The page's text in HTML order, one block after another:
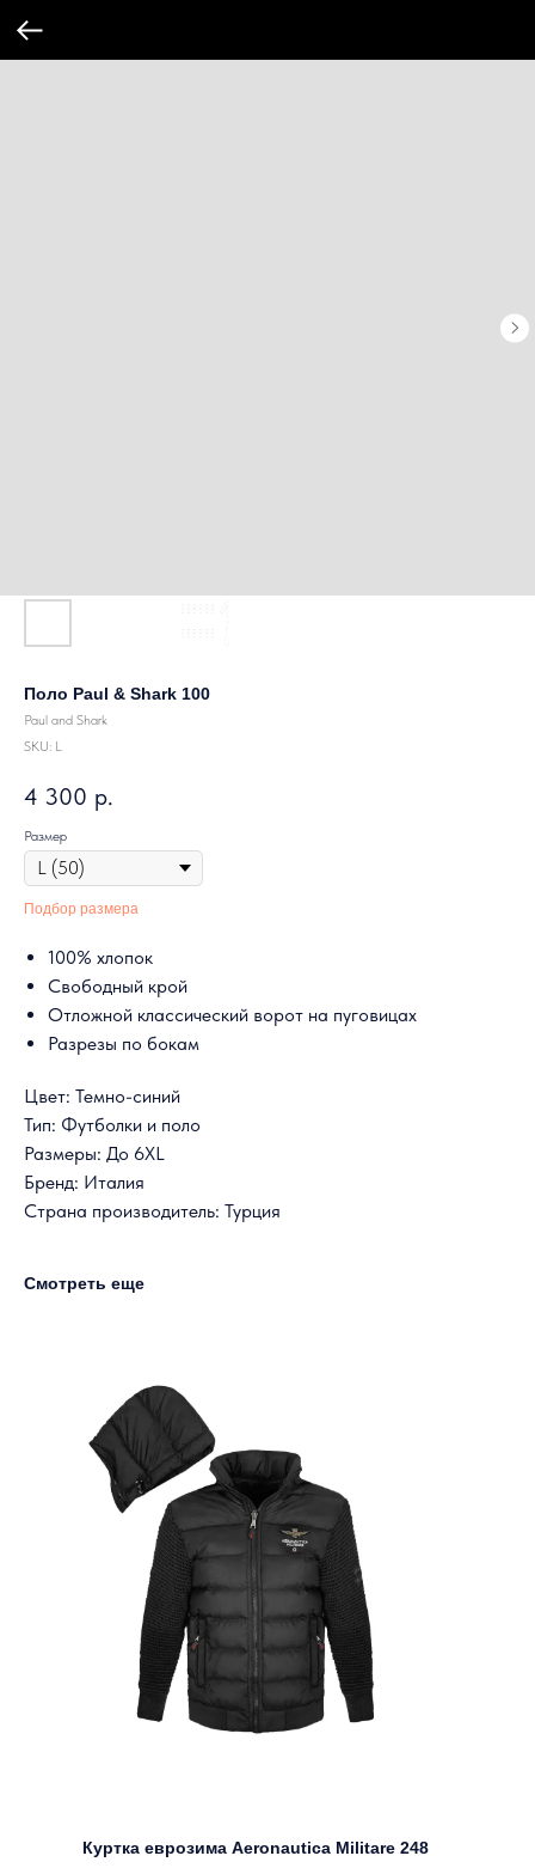
Поло Paul & Shark 100
Paul and Shark
SKU: L
4 300 р.
Размер
Подбор размера
100% хлопок
Свободный крой
Отложной классический ворот на пуговицах
Разрезы по бокам
Цвет: Темно-синий
Тип: Футболки и поло
Размеры: До 6XL
Бренд: Италия
Страна производитель: Турция
Смотреть еще
Куртка еврозима Aeronautica Militare 248